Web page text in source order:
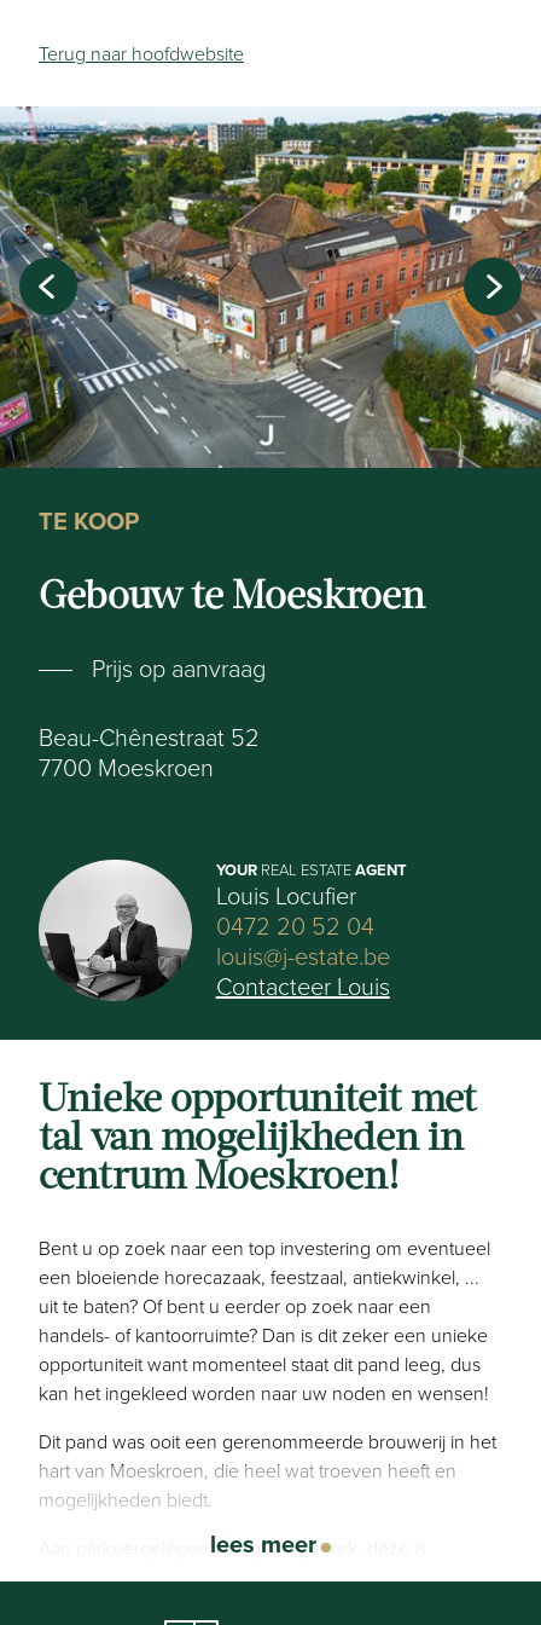
Terug naar hoofdwebsite
TE KOOP
Gebouw te Moeskroen
Prijs op aanvraag
Beau-Chênestraat 52
7700 Moeskroen
YOUR REAL ESTATEAGENT
Louis Locufier
0472 20 52 04
louis@j-estate.be
Contacteer Louis
Unieke opportuniteit met
tal van mogelijkheden in
centrum Moeskroen!
Bent u op zoek naar een top investering om eventueel
een bloeiende horecazaak, feestzaal, antiekwinkel, ...
uit te baten? Of bent u eerder op zoek naar een
handels- of kantoorruimte? Dan is dit zeker een unieke
opportuniteit want momenteel staat dit pand leeg, dus
kan het ingekleed worden naar uw noden en wensen!
Dit pand was ooit een gerenommeerde brouwerij in het
hart van Moeskroen, die heel wat troeven heeft en
mogelijkheden biedt.
Aan parkeergelegenheid geen gebrek, deze is
toegankelijk via een aparte oprit!
lees meer